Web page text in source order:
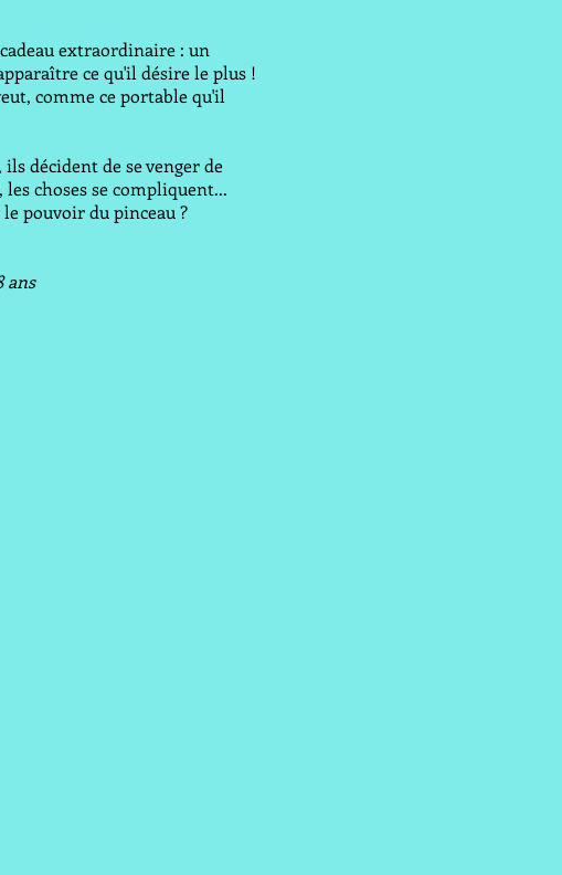
extraordinaire : un
ce qu'il désire le plus !
comme ce portable qu'il
ils décident de se venger de
choses se compliquent...
pouvoir du pinceau ?
ans